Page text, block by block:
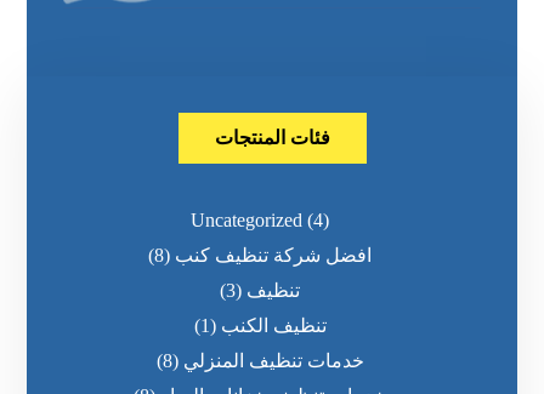
فئات المنتجات
Uncategorized (4)
افضل شركة تنظيف كنب (8)
تنظيف (3)
تنظيف الكنب (1)
خدمات تنظيف المنزلي (8)